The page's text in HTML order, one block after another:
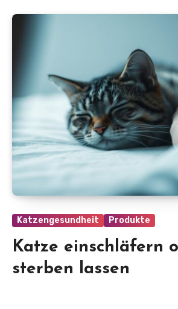
Katzengesundheit Produkte
Katze einschläfern
sterben lassen